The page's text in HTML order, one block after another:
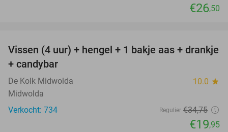
€26,50
43%
Vissen (4 uur) + hengel + 1 bakje aas + drankje
+ candybar
De Kolk Midwolda 10.0 star
Midwolda
Verkocht: 734
Regulier €34,75
€19,95